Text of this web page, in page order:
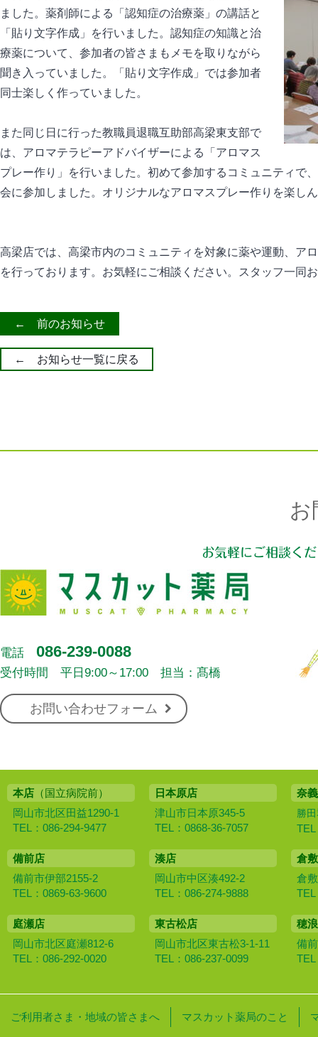
ました。薬剤師による「認知症の治療薬」の講話と
「貼り文字作成」を行いました。認知症の知識と治
療薬について、参加者の皆さまもメモを取りながら
聞き入っていました。「貼り文字作成」では参加者
同士楽しく作っていました。
また同じ日に行った教職員退職互助部高梁東支部で
は、アロマテラピーアドバイザーによる「アロマス
プレー作り」を行いました。初めて参加するコミュニティで
会に参加しました。オリジナルなアロマスプレー作りを楽し
高梁店では、高梁市内のコミュニティを対象に薬や運動、ア
を行っております。お気軽にご相談ください。スタッフ一同
← 前のお知らせ
← お知らせ一覧に戻る
お
お気軽にご相談く
電話 086-239-0088
受付時間 平日9:00～17:00 担当：髙橋
お問い合わせフォーム
本店 （国立病院前）
岡山市北区田益1290-1
TEL：086-294-9477
日本原店
津山市日本原345-5
TEL：0868-36-7057
奈
勝
TEL
備前店
備前市伊部2155-2
TEL：0869-63-9600
湊店
岡山市中区湊492-2
TEL：086-274-9888
倉
倉
TEL
庭瀬店
岡山市北区庭瀬812-6
TEL：086-292-0020
東古松店
岡山市北区東古松3-1-11
TEL：086-237-0099
穂
備
TEL
ご利用者さま・地域の皆さまへ マスカット薬局のこと